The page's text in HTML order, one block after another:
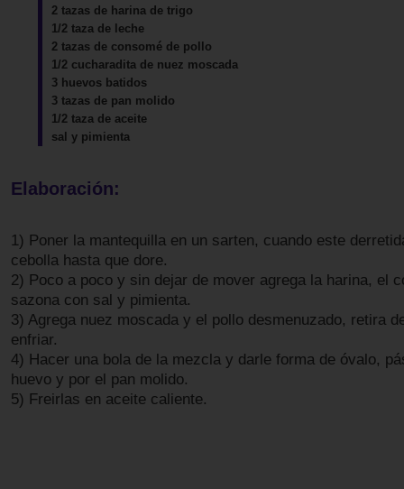
2 tazas de harina de trigo
1/2 taza de leche
2 tazas de consomé de pollo
1/2 cucharadita de nuez moscada
3 huevos batidos
3 tazas de pan molido
1/2 taza de aceite
sal y pimienta
Elaboración:
1) Poner la mantequilla en un sarten, cuando este
cebolla hasta que dore.
2) Poco a poco y sin dejar de mover agrega la harina, el
sazona con sal y pimienta.
3) Agrega nuez moscada y el pollo desmenuzado, retira
enfriar.
4) Hacer una bola de la mezcla y darle forma de óvalo,
huevo y por el pan molido.
5) Freirlas en aceite caliente.